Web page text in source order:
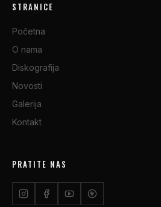
STRANICE
Početna
O nama
Diskografija
Novosti
Galerija
Kontakt
PRATITE NAS